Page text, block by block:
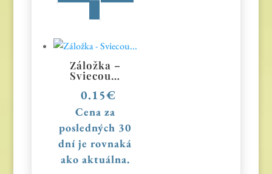
Záložka –
Sviecou…
0.15€
Cena za
posledných 30
dní je rovnaká
ako aktuálna.